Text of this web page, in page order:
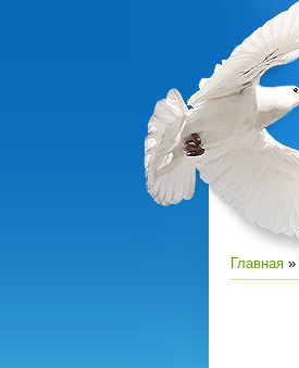
Главная »